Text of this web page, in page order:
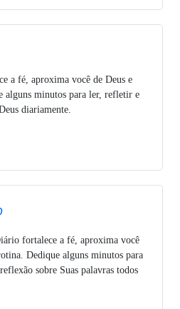
a fé, aproxima você de Deus e
alguns minutos para ler, refletir e
diariamente.
fortalece a fé, aproxima você
Dedique alguns minutos para
sobre Suas palavras todos